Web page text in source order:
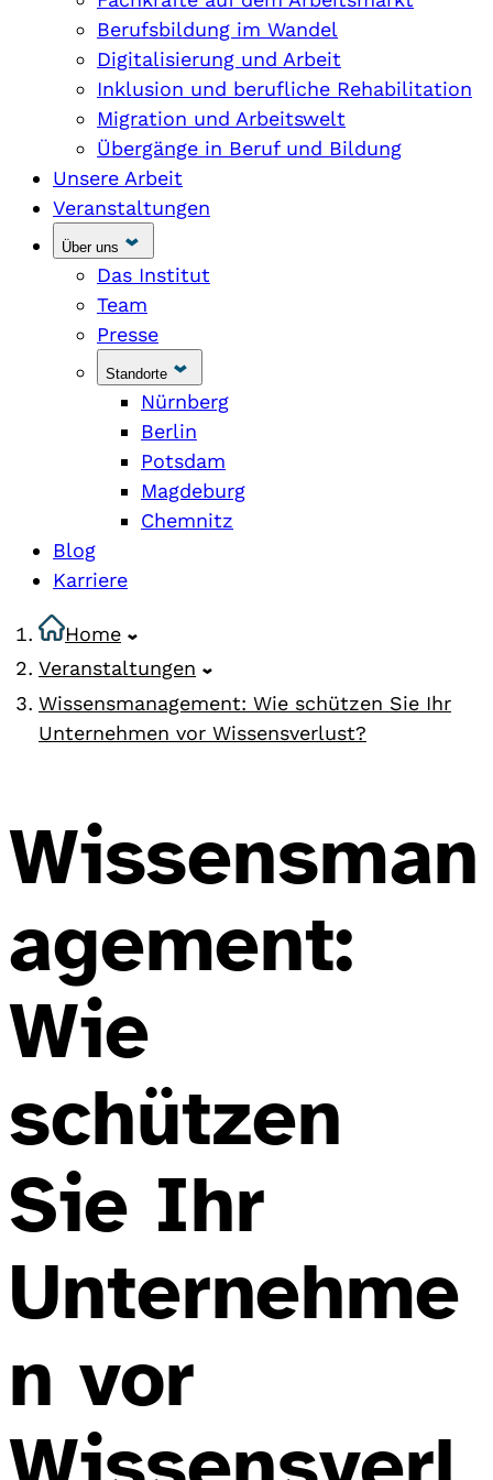
Berufsbildung im Wandel
Digitalisierung und Arbeit
Inklusion und berufliche Rehabilitation
Migration und Arbeitswelt
Übergänge in Beruf und Bildung
Unsere Arbeit
Veranstaltungen
Über uns
Das Institut
Team
Presse
Standorte
Nürnberg
Berlin
Potsdam
Magdeburg
Chemnitz
Blog
Karriere
Home
Veranstaltungen
Wissensmanagement: Wie schützen Sie Ihr
Unternehmen vor Wissensverlust?
Wissensman
agement:
Wie
schützen
Sie Ihr
Unternehme
n vor